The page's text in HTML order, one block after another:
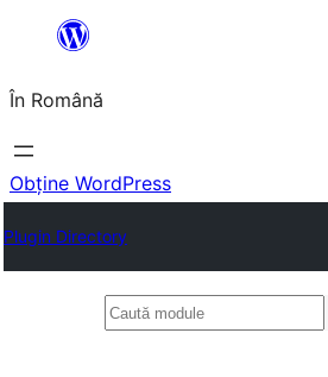
conținut
În Română
Obține WordPress
Plugin Directory
Caută